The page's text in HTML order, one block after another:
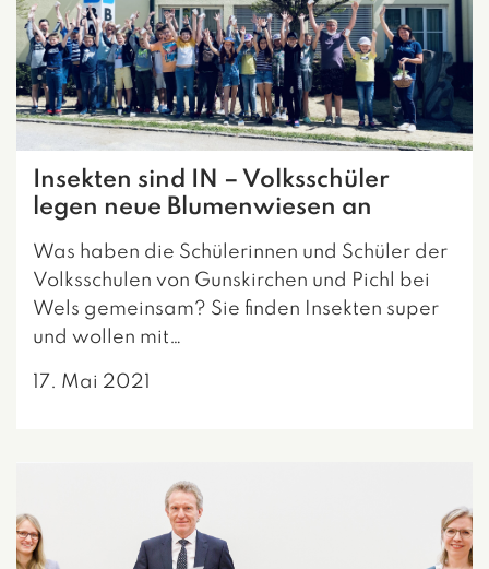
Insekten sind IN – Volksschüler
legen neue Blumenwiesen an
Was haben die Schülerinnen und Schüler der
Volksschulen von Gunskirchen und Pichl bei
Wels gemeinsam? Sie finden Insekten super
und wollen mit…
17. Mai 2021